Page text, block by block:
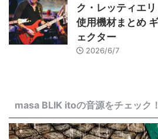
ク・レッティエ
使用機材まとめ
ェクター
2026/6/7
masa BLIK itoの音源をチェック！